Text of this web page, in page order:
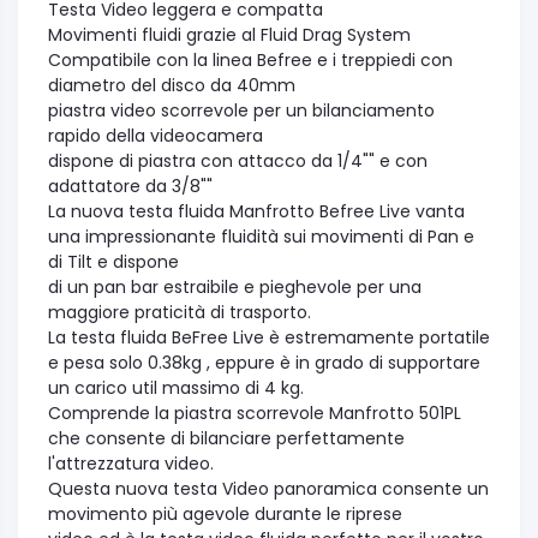
Testa Video leggera e compatta
Movimenti fluidi grazie al Fluid Drag System
Compatibile con la linea Befree e i treppiedi con
diametro del disco da 40mm
piastra video scorrevole per un bilanciamento
rapido della videocamera
dispone di piastra con attacco da 1/4"" e con
adattatore da 3/8""
La nuova testa fluida Manfrotto Befree Live vanta
una impressionante fluidità sui movimenti di Pan e
di Tilt e dispone
di un pan bar estraibile e pieghevole per una
maggiore praticità di trasporto.
La testa fluida BeFree Live è estremamente portatile
e pesa solo 0.38kg , eppure è in grado di supportare
un carico util massimo di 4 kg.
Comprende la piastra scorrevole Manfrotto 501PL
che consente di bilanciare perfettamente
l'attrezzatura video.
Questa nuova testa Video panoramica consente un
movimento più agevole durante le riprese